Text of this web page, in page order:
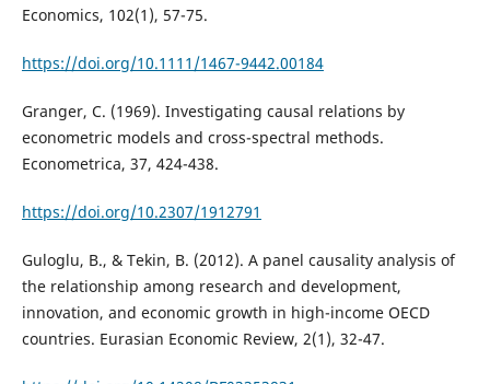
Economics, 102(1), 57-75.
https://doi.org/10.1111/1467-9442.00184
Granger, C. (1969). Investigating causal relations by
econometric models and cross-spectral methods.
Econometrica, 37, 424-438.
https://doi.org/10.2307/1912791
Guloglu, B., & Tekin, B. (2012). A panel causality analysis of
the relationship among research and development,
innovation, and economic growth in high-income OECD
countries. Eurasian Economic Review, 2(1), 32-47.